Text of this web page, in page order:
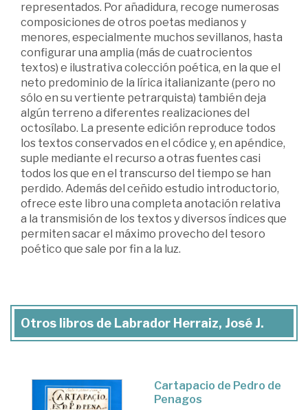
representados. Por añadidura, recoge numerosas
composiciones de otros poetas medianos y
menores, especialmente muchos sevillanos, hasta
configurar una amplia (más de cuatrocientos
textos) e ilustrativa colección poética, en la que el
neto predominio de la lírica italianizante (pero no
sólo en su vertiente petrarquista) también deja
algún terreno a diferentes realizaciones del
octosílabo. La presente edición reproduce todos
los textos conservados en el códice y, en apéndice,
suple mediante el recurso a otras fuentes casi
todos los que en el transcurso del tiempo se han
perdido. Además del ceñido estudio introductorio,
ofrece este libro una completa anotación relativa
a la transmisión de los textos y diversos índices que
permiten sacar el máximo provecho del tesoro
poético que sale por fin a la luz.
Otros libros de Labrador Herraiz, José J.
Cartapacio de Pedro de
Penagos